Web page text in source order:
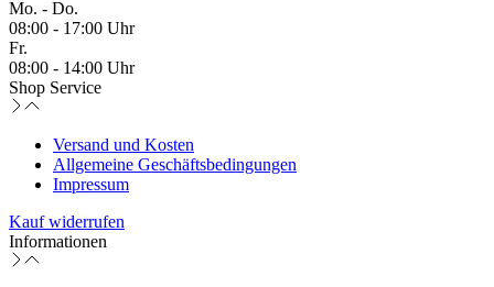
Mo. - Do.
08:00 - 17:00 Uhr
Fr.
08:00 - 14:00 Uhr
Shop Service
Versand und Kosten
Allgemeine Geschäftsbedingungen
Impressum
Kauf widerrufen
Informationen